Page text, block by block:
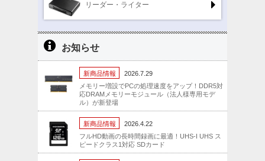
リーダー・ライター
お知らせ
新商品情報
2026.7.29
メモリー増設でPCの処理速度をアップ！DDR5対
応DRAMメモリーモジュール（法人様専用モデ
ル）が新登場
新商品情報
2026.4.22
フルHD動画の長時間録画に最適！UHS-I UHS ス
ピードクラス1対応 SDカード